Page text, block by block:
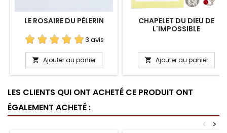
LE ROSAIRE DU PÈLERIN
3 avis
 Ajouter au panier
CHAPELET DU DIEU DE
L'IMPOSSIBLE
 Ajouter au panier
LES CLIENTS QUI ONT ACHETÉ CE PRODUIT ONT
ÉGALEMENT ACHETÉ :
>
<